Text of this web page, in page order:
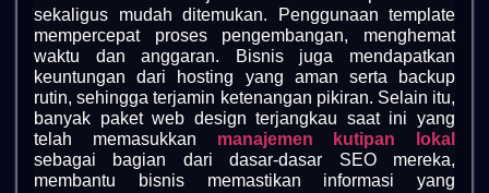
sekaligus mudah ditemukan. Penggunaan template
mempercepat proses pengembangan, menghemat
waktu dan anggaran. Bisnis juga mendapatkan
keuntungan dari hosting yang aman serta backup
rutin, sehingga terjamin ketenangan pikiran. Selain itu,
banyak paket web design terjangkau saat ini yang
telah memasukkan manajemen kutipan lokal
sebagai bagian dari dasar-dasar SEO mereka,
membantu bisnis memastikan informasi yang